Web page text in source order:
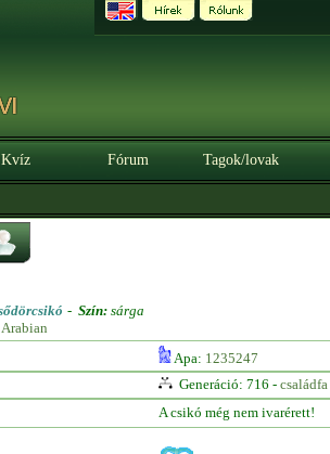
Kvíz Fórum Tagok/lovak
- Szín: sárga
Apa: 1235247
Generáció: 716 - családfa
A csikó még nem ivarérett!